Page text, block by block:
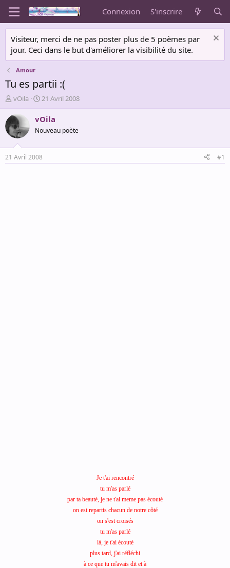
Connexion S'inscrire
Visiteur, merci de ne pas poster plus de 5 poèmes par
jour. Ceci dans le but d'améliorer la visibilité du site.
Amour
Tu es partii :(
A
u
t
e
u
r
d
e
vOila
D
a
t
d
d
é
21 Avril 2008
vOila
Nouveau poète
21 Avril 2008 #1
Je t'ai rencontré
tu m'as parlé
par ta beauté, je ne t'ai meme pas écouté
on est repartis chacun de notre côté
on s'est croisés
tu m'as parlé
là, je t'ai écouté
plus tard, j'ai réfléchi
à ce que tu m'avais dit et à